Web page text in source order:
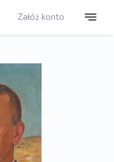
Załóż konto